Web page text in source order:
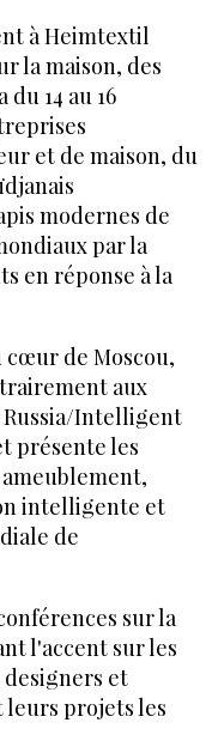
à Heimtextil
la maison, des
14 au 16
et de maison, du
modernes de
par la
en réponse à la
cœur de Moscou,
aux
Russia/Intelligent
présente les
intelligente et
de
sur la
l'accent sur les
et
leurs projets les